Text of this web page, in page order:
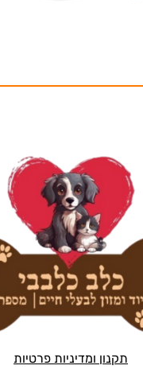
תקנון ומדיניות פרטיות